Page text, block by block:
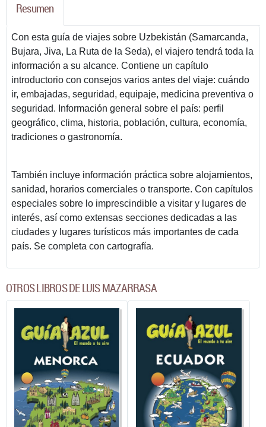
Resumen
Con esta guía de viajes sobre Uzbekistán (Samarcanda,
Bujara, Jiva, La Ruta de la Seda), el viajero tendrá toda la
información a su alcance. Contiene un capítulo
introductorio con consejos varios antes del viaje: cuándo
ir, embajadas, seguridad, equipaje, medicina preventiva o
seguridad. Información general sobre el país: perfil
geográfico, clima, historia, población, cultura, economía,
tradiciones o gastronomía.
También incluye información práctica sobre alojamientos,
sanidad, horarios comerciales o transporte. Con capítulos
especiales sobre lo imprescindible a visitar y lugares de
interés, así como extensas secciones dedicadas a las
ciudades y lugares turísticos más importantes de cada
país. Se completa con cartografía.
OTROS LIBROS DE LUIS MAZARRASA